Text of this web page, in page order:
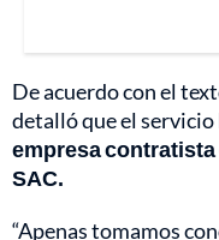
De acuerdo con el
detalló que el servicio
empresa
SAC.
“Apenas tomamos